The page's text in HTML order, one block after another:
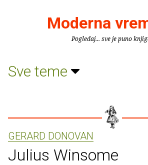
Moderna
Pogledaj... sve je puno
Sve teme
GERARD DONOVAN
Julius Winsome